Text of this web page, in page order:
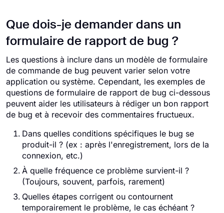
Que dois-je demander dans un
formulaire de rapport de bug ?
Les questions à inclure dans un modèle de formulaire
de commande de bug peuvent varier selon votre
application ou système. Cependant, les exemples de
questions de formulaire de rapport de bug ci-dessous
peuvent aider les utilisateurs à rédiger un bon rapport
de bug et à recevoir des commentaires fructueux.
Dans quelles conditions spécifiques le bug se
produit-il ? (ex : après l'enregistrement, lors de la
connexion, etc.)
À quelle fréquence ce problème survient-il ?
(Toujours, souvent, parfois, rarement)
Quelles étapes corrigent ou contournent
temporairement le problème, le cas échéant ?